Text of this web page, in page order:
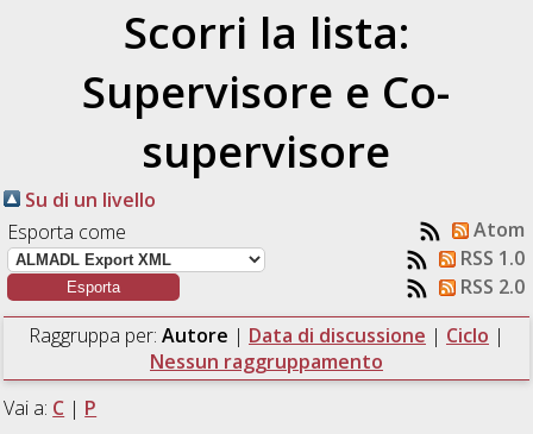
Scorri la lista:
Supervisore e Co-
supervisore
Su di un livello
Esporta come
Atom
RSS 1.0
RSS 2.0
Raggruppa per: Autore | Data di discussione | Ciclo |
Nessun raggruppamento
Vai a: C | P